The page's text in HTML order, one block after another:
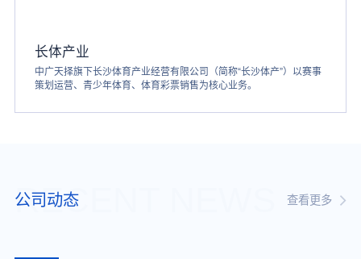
长体产业
中广天择旗下长沙体育产业经营有限公司（简称“长沙体产”）以赛事
策划运营、青少年体育、体育彩票销售为核心业务。
RECENT NEWS
公司动态 查看更多